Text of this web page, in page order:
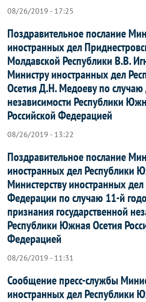
08/26/2019 - 17:25
Поздравительное послание
иностранных дел
Молдавской Республики В.В.
Министру иностранных дел
Осетия Д.Н. Медоеву по
независимости Республики
Российской Федерацией
08/26/2019 - 13:22
Поздравительное послание
иностранных дел Республики
Министерству иностранных дел
Федерации по случаю 11-й
признания государственной
Республики Южная Осетия
Федерацией
08/26/2019 - 11:31
Сообщение пресс-службы
иностранных дел Республики